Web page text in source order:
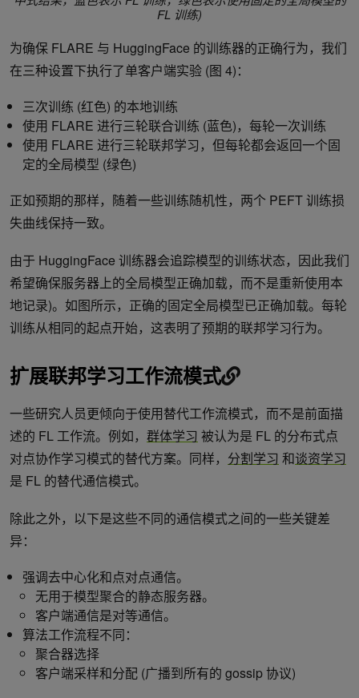
FL 训练)
为确保 FLARE 与 HuggingFace 的训练器的正确行为，我们
在三种设置下执行了单客户端实验 (图 4)：
三次训练 (红色) 的本地训练
使用 FLARE 进行三轮联合训练 (蓝色)，每轮一次训练
使用 FLARE 进行三轮联邦学习，但每轮都会返回一个固
定的全局模型 (绿色)
正如预期的那样，随着一些训练随机性，两个 PEFT 训练损
失曲线保持一致。
由于 HuggingFace 训练器会追踪模型的训练状态，因此我们
希望确保服务器上的全局模型正确加载，而不是重新使用本
地记录)。如图所示，正确的固定全局模型已正确加载。每轮
训练从相同的起点开始，这表明了预期的联邦学习行为。
扩展联邦学习工作流模式
一些研究人员更倾向于使用替代工作流模式，而不是前面描
述的 FL 工作流。例如， 群体学习 被认为是 FL 的分布式点
对点协作学习模式的替代方案。同样， 分割学习 和谈资学习
是 FL 的替代通信模式。
除此之外，以下是这些不同的通信模式之间的一些关键差
异：
强调去中心化和点对点通信。
无用于模型聚合的静态服务器。
客户端通信是对等通信。
算法工作流程不同：
聚合器选择
客户端采样和分配 (广播到所有的 gossip 协议)